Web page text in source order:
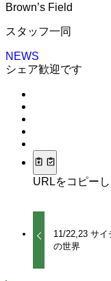
Brown’s Field
スタッフ一同
NEWS
シェア歓迎です
URLをコピーし
11/22,23 サ
の世界